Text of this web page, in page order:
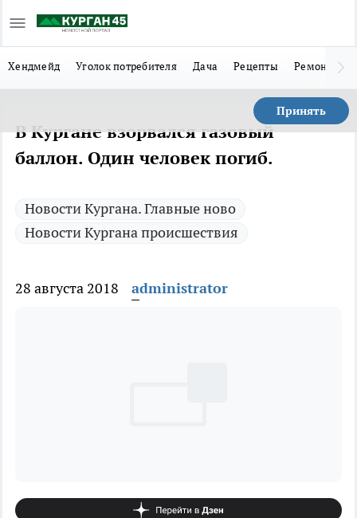
Хендмейд Уголок потребителя Дача Рецепты Ремонт
Принять
В Кургане взорвался газовый
баллон. Один человек погиб.
Новости Кургана. Главные ново
Новости Кургана происшествия
28 августа 2018 administrator